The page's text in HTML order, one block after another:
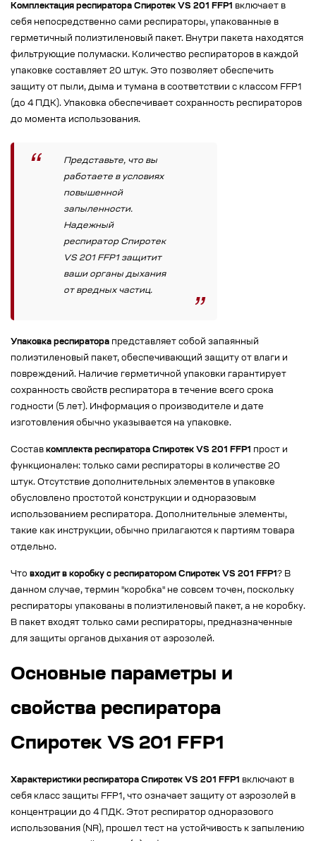
Комплектация респиратора Спиротек VS 201 FFP1 включает в
себя непосредственно сами респираторы, упакованные в
герметичный полиэтиленовый пакет. Внутри пакета находятся
фильтрующие полумаски. Количество респираторов в каждой
упаковке составляет 20 штук. Это позволяет обеспечить
защиту от пыли, дыма и тумана в соответствии с классом FFP1
(до 4 ПДК). Упаковка обеспечивает сохранность респираторов
до момента использования.
Представьте, что вы
работаете в условиях
повышенной
запыленности.
Надежный
респиратор Спиротек
VS 201 FFP1 защитит
ваши органы дыхания
от вредных частиц.
Упаковка респиратора представляет собой запаянный
полиэтиленовый пакет, обеспечивающий защиту от влаги и
повреждений. Наличие герметичной упаковки гарантирует
сохранность свойств респиратора в течение всего срока
годности (5 лет). Информация о производителе и дате
изготовления обычно указывается на упаковке.
Состав комплекта респиратора Спиротек VS 201 FFP1 прост и
функционален: только сами респираторы в количестве 20
штук. Отсутствие дополнительных элементов в упаковке
обусловлено простотой конструкции и одноразовым
использованием респиратора. Дополнительные элементы,
такие как инструкции, обычно прилагаются к партиям товара
отдельно.
Что входит в коробку с респиратором Спиротек VS 201 FFP1? В
данном случае, термин "коробка" не совсем точен, поскольку
респираторы упакованы в полиэтиленовый пакет, а не коробку.
В пакет входят только сами респираторы, предназначенные
для защиты органов дыхания от аэрозолей.
Основные параметры и
свойства респиратора
Спиротек VS 201 FFP1
Характеристики респиратора Спиротек VS 201 FFP1 включают в
себя класс защиты FFP1, что означает защиту от аэрозолей в
концентрации до 4 ПДК. Этот респиратор одноразового
использования (NR), прошел тест на устойчивость к запылению